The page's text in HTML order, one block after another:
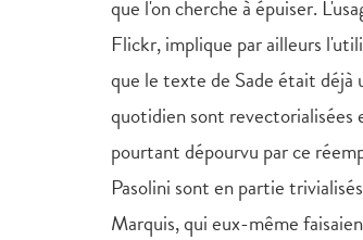
que l'on cherche à épuiser.
Flickr, implique par ailleurs
que le texte de Sade était déjà
quotidien sont
pourtant dépourvu par ce
Pasolini sont en partie
Marquis, qui eux-même